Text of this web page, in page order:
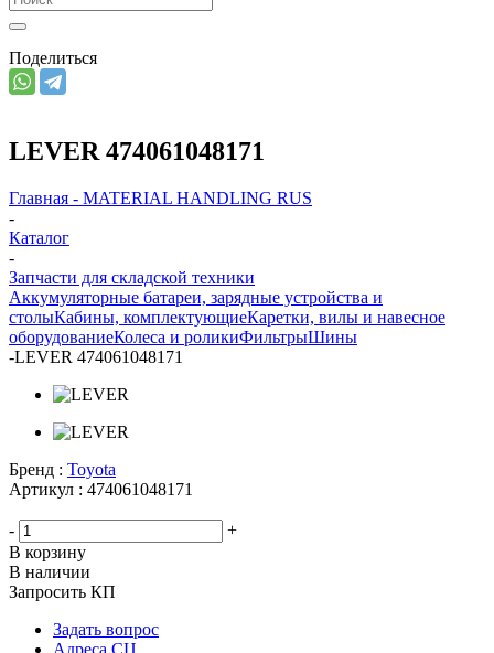
Поделиться
LEVER 474061048171
Главная - MATERIAL HANDLING RUS
-
Каталог
-
Запчасти для складской техники
Аккумуляторные батареи, зарядные устройства и
столыКабины, комплектующиеКаретки, вилы и навесное
оборудованиеКолеса и роликиФильтрыШины
-LEVER 474061048171
Бренд : Toyota
Артикул : 474061048171
-
+
В корзину
В наличии
Запросить КП
Задать вопрос
Адреса СЦ